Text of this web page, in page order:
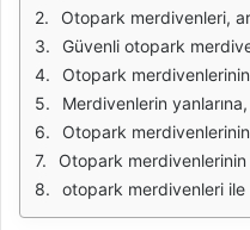
Otopark merdivenleri, araçların park edildiği alanlarda güvenli bir geçiş sağlamak amacıyla önemli bir yapı elemanıdır. Bu merdivenler, hem araç sahiplerinin hem de yaya trafiğini dikkate alarak
Güvenli otopark merdivenleri tasarlarken, merdiven genişliği ve basamak yüksekliği gibi ölçütler de büyük önem taşır. Standartlara uygun olarak yapılan merdivenler, kullanıcıların
Otopark merdivenlerinin aydınlatması, kullanıcıların güvenliği için kritik bir faktördür. Yetersiz aydınlatma, özellikle gece saatlerinde merdiven kullanımını zorlaştırır ve kazalara sebep
Merdivenlerin yanlarına, düşme riskini azaltmak amacıyla korkuluklar eklenmesi de oldukça önemlidir. Korkuluklar, özellikle yaşlı bireyler ve çocuklar için büyük bir koruma
Otopark merdivenlerinin bakım ve onarıma ihtiyacı olduğu zamanlarda, bu işlemlerin zamanında yapılması gerekmektedir. Merdivenlerin yüzeyinde oluşabilecek
Otopark merdivenlerinin tasarımında estetik de göz önünde bulundurulmalıdır. Kullanıcıların merdivenleri kullanırken kendilerini rahat hissetmeleri için görsel olarak
otopark merdivenleri ile ilgili kullanıcıların bilinçlendirilmesi de oldukça önemlidir. Otopark alanlarında yer alan bilgilendirici tabelalar, kullanıcıların